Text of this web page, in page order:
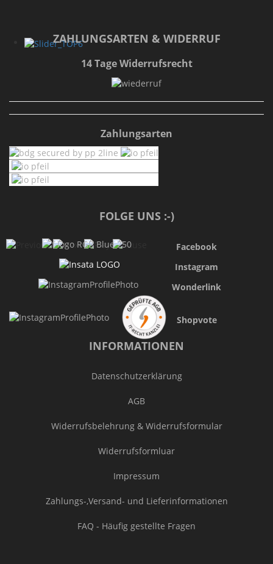
ZAHLUNGSARTEN & WIDERRUF
14 Tage Widerrufsrecht
Zahlungsarten
FOLGE UNS :-)
Facebook
Instagram
Wonderlink
Shopvote
INFORMATIONEN
Datenschutzerklärung
AGB
Widerrufsbelehrung & Widerrufsformular
Widerrufsformluar
Impressum
Zahlungs-,Versand- und Lieferinformationen
FAQ - Häufig gestellte Fragen